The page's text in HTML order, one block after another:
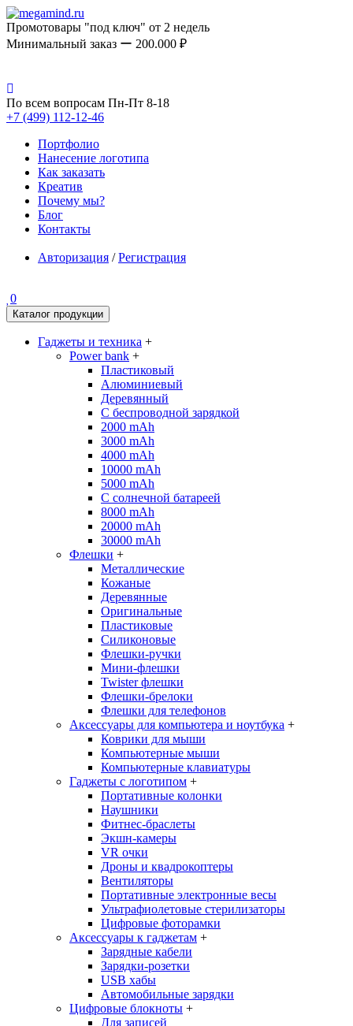
Промотовары "под ключ" от 2 недель
Минимальный заказ ー 200.000 ₽
По всем вопросам Пн-Пт 8-18
+7 (499) 112-12-46
Портфолио
Нанесение логотипа
Как заказать
Креатив
Почему мы?
Блог
Контакты
Авторизация /Регистрация
0
Каталог продукции
Гаджеты и техника +
Power bank +
Пластиковый
Алюминиевый
Деревянный
С беспроводной зарядкой
2000 mAh
3000 mAh
4000 mAh
10000 mAh
5000 mAh
С солнечной батареей
8000 mAh
20000 mAh
30000 mAh
Флешки +
Металлические
Кожаные
Деревянные
Оригинальные
Пластиковые
Силиконовые
Флешки-ручки
Мини-флешки
Twister флешки
Флешки-брелоки
Флешки для телефонов
Аксессуары для компьютера и ноутбука +
Коврики для мыши
Компьютерные мыши
Компьютерные клавиатуры
Гаджеты с логотипом +
Портативные колонки
Наушники
Фитнес-браслеты
Экшн-камеры
VR очки
Дроны и квадрокоптеры
Вентиляторы
Портативные электронные весы
Ультрафиолетовые стерилизаторы
Цифровые фоторамки
Аксессуары к гаджетам +
Зарядные кабели
Зарядки-розетки
USB хабы
Автомобильные зарядки
Цифровые блокноты +
Для записей